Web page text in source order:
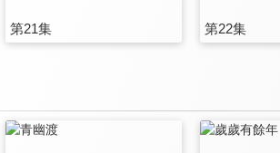
第21集 第22集